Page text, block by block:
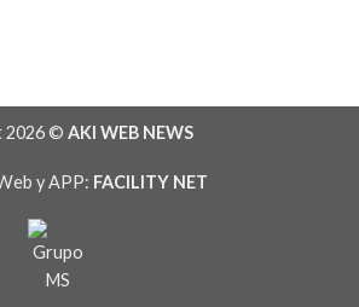
2026 © AKI WEB NEWS
y APP: FACILITY NET